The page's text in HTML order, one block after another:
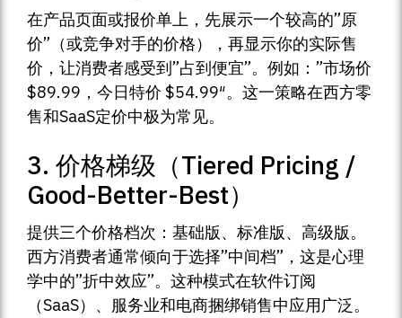
在产品页面或报价单上，先展示一个较高的”原
价”（或竞争对手的价格），再显示你的实际售
价，让消费者感受到”占到便宜”。例如：”市场价
$89.99，今日特价 $54.99″。这一策略在西方零
售和SaaS定价中极为常见。
3. 价格梯级（Tiered Pricing /
Good-Better-Best）
提供三个价格档次：基础版、标准版、高级版。
西方消费者通常倾向于选择”中间档”，这是心理
学中的”折中效应”。这种模式在软件订阅
（SaaS）、服务业和电商捆绑销售中应用广泛。